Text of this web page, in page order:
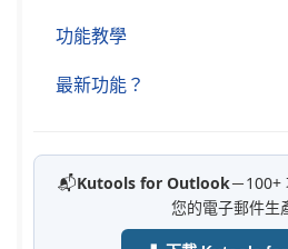
功能教學
最新功能？
📬Kutools for Outlook－100+
您的電子郵件生